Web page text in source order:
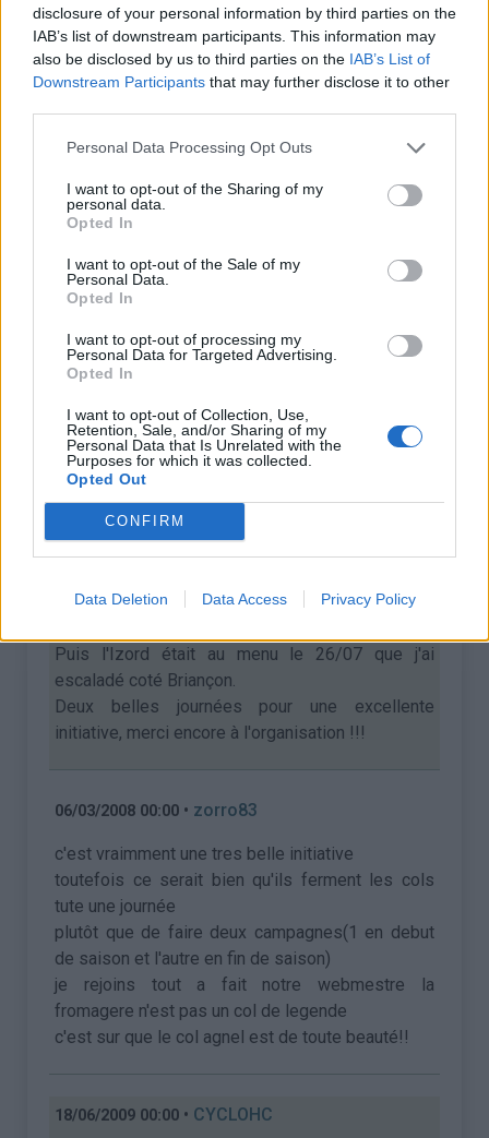
disclosure of your personal information by third parties on the
IAB’s list of downstream participants. This information may
also be disclosed by us to third parties on the IAB’s List of
Downstream Participants that may further disclose it to other
Personal Data Processing Opt Outs
I want to opt-out of the Sharing of my
personal data.
Opted In
I want to opt-out of the Sale of my
Personal Data.
Opted In
I want to opt-out of processing my
Personal Data for Targeted Advertising.
Opted In
I want to opt-out of Collection, Use,
Retention, Sale, and/or Sharing of my
Personal Data that Is Unrelated with the
Purposes for which it was collected.
Opted Out
CONFIRM
Data Deletion Data Access Privacy Policy
avec d'autres cyclos, nous avons prolongé à
chaque fois. C'est ce que devrait proposer le CDT
du 05, prévoir un circuit autour du col. C'est vrai
que les 3 premiers cols ne sont pas connus,
politique.... eh oui.... alors il faut répartir dans le
nombreux à écrire au CDT 05, en leur exprimant
nos souhaits, peut-être changeraient-ils.
01/03/2008 00:00
Bonjour,
Petite question à ceux qui ont déjà fait les 5 cols
quelqu'un une carte à faire tamponner au sommet
•
J'ai d'abord fait le galibier le 25/07 coté Lautaret,
Puis l'Izord était au menu le 26/07 que j'ai
escaladé coté Briançon.
Deux belles journées pour une excellente
initiative, merci encore à l'organisation !!!
06/03/2008 00:00 • zorro83
c'est vraimment une tres belle initiative
toutefois ce serait bien qu'ils ferment les cols
tute une journée
plutôt que de faire deux campagnes(1 en debut
de saison et l'autre en fin de saison)
je rejoins tout a fait notre webmestre la
fromagere n'est pas un col de legende
c'est sur que le col agnel est de toute beauté!!
18/06/2009 00:00 • CYCLOHC